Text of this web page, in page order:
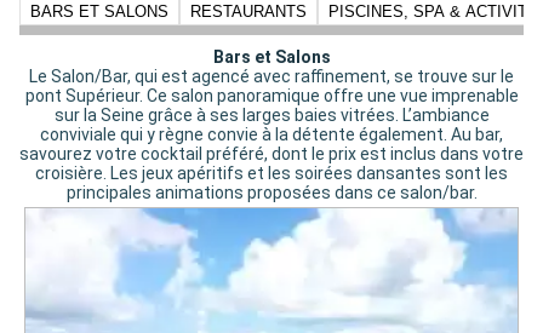
BARS ET SALONS RESTAURANTS PISCINES, SPA &
Bars et Salons
Le Salon/Bar, qui est agencé avec raffinement, se trouve sur le
pont Supérieur. Ce salon panoramique offre une vue imprenable
sur la Seine grâce à ses larges baies vitrées. L’ambiance
conviviale qui y règne convie à la détente également. Au bar,
savourez votre cocktail préféré, dont le prix est inclus dans votre
croisière. Les jeux apéritifs et les soirées dansantes sont les
principales animations proposées dans ce salon/bar.